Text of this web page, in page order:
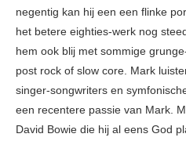
negentig kan hij een een flinke
het betere eighties-werk nog
hem ook blij met sommige
post rock of slow core. Mark
singer-songwriters en
een recentere passie van Mark.
David Bowie die hij al eens God